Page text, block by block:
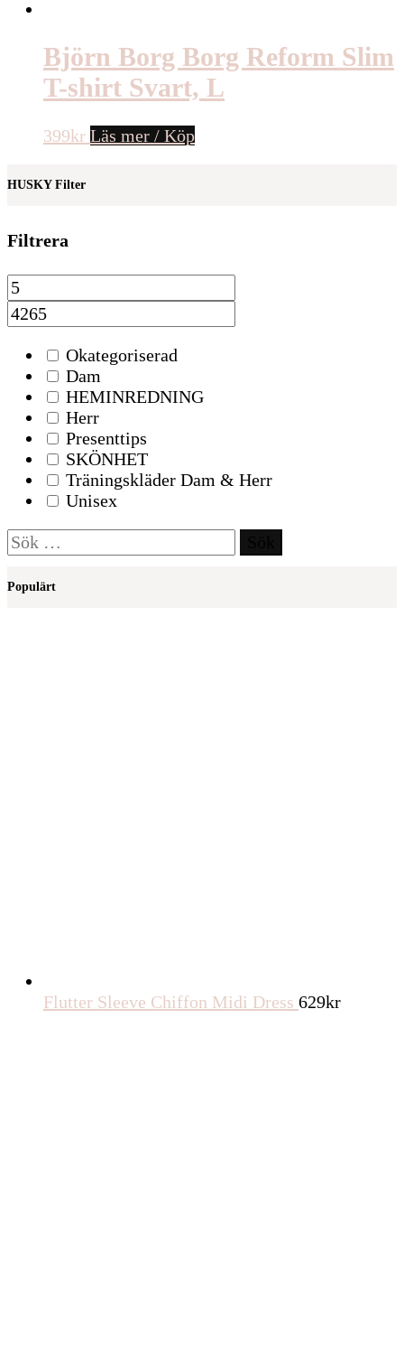
Björn Borg Borg Reform Slim
T-shirt Svart, L
399kr Läs mer / Köp
HUSKY Filter
Filtrera
Okategoriserad
Dam
HEMINREDNING
Herr
Presenttips
SKÖNHET
Träningskläder Dam & Herr
Unisex
Sök
efter:
Populärt
Flutter Sleeve Chiffon Midi Dress 629kr